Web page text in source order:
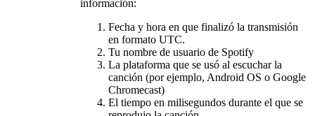
información:
Fecha y hora en que finalizó la transmisión
en formato UTC.
Tu nombre de usuario de Spotify
La plataforma que se usó al escuchar la
canción (por ejemplo, Android OS o Google
Chromecast)
El tiempo en milisegundos durante el que se